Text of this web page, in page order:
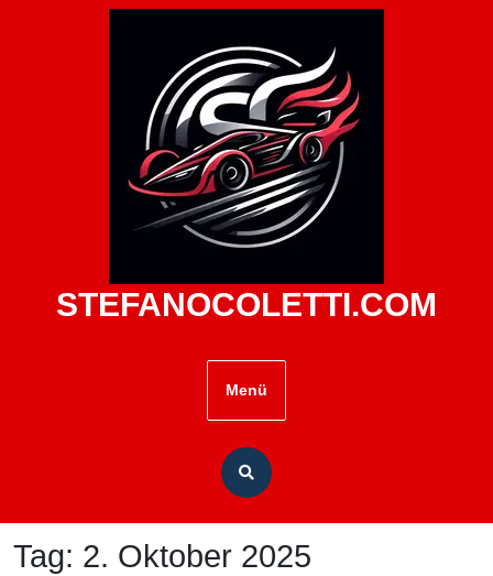
STEFANOCOLETTI.COM
Menü
Tag: 2. Oktober 2025